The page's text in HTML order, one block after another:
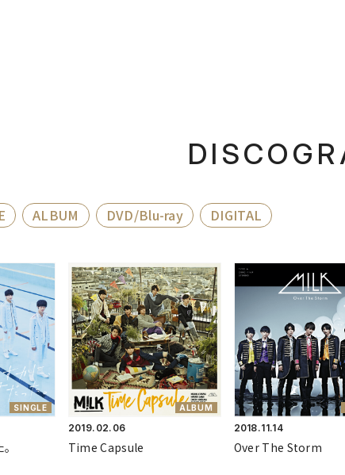
ALBUM DVD/Blu-ray DIGITAL
SINGLE ALBUM
2019. 02.06
Time Capsule
2018.11.14
Over The Storm